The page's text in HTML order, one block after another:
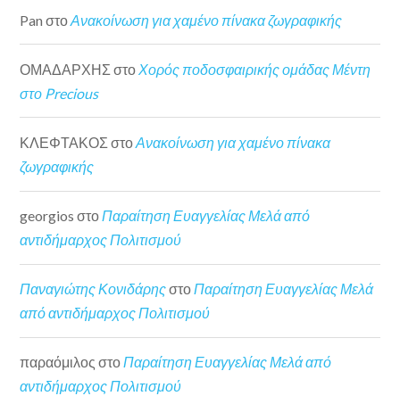
Pan στοΑνακοίνωση για χαμένο πίνακα ζωγραφικής
ΟΜΑΔΑΡΧΗΣ στο Χορός ποδοσφαιρικής ομάδας Μέντη
στο Precious
ΚΛΕΦΤΑΚΟΣ στοΑνακοίνωση για χαμένο πίνακα
ζωγραφικής
georgios στοΠαραίτηση Ευαγγελίας Μελά από
αντιδήμαρχος Πολιτισμού
Παναγιώτης ΚονιδάρηςστοΠαραίτηση Ευαγγελίας Μελά
από αντιδήμαρχος Πολιτισμού
παραόμιλος στοΠαραίτηση Ευαγγελίας Μελά από
αντιδήμαρχος Πολιτισμού